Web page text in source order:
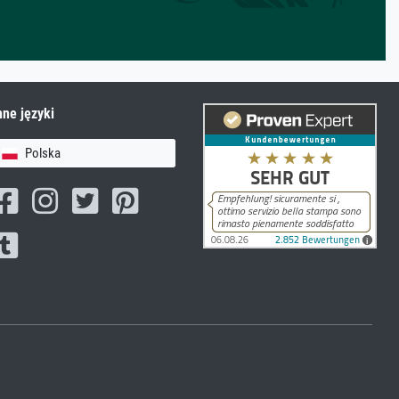
języki
Polska